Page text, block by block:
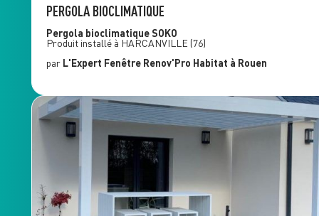
PERGOLA BIOCLIMATIQUE
Pergola bioclimatiqueSOKO
Produit installé à HARCANVILLE (76)
par L'Expert Fenêtre Renov'Pro Habitat à Rouen